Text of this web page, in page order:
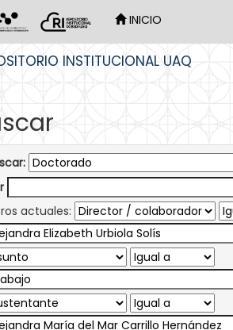
INICIO
INSTITUCIONAL UAQ
actuales: